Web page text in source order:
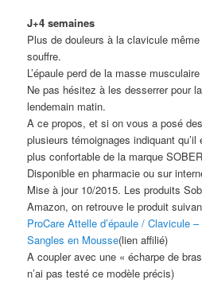
J+4 semaines
Plus de douleurs à la clavicule
souffre.
L’épaule perd de la masse
Ne pas hésitez à les desserrer pour
lendemain matin.
A ce propos, et si on vous a posé des
plusieurs témoignages indiquant
plus confortable de la marque
Disponible en pharmacie ou sur
Mise à jour 10/2015. Les produits
Amazon, on retrouve le produit
ProCare Attelle d’épaule / Clavicule
Sangles en Mousse(lien affilié)
A coupler avec une « écharpe de
n’ai pas testé ce modèle précis)